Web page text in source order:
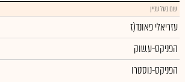
שם בעל עניין
עזריאלי פאונד(ז
הפניקס-ע.שוק
הפניקס-נוסטרו